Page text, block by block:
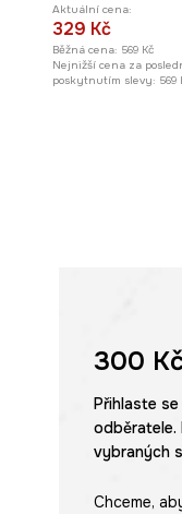
Aktuální cena:
329 Kč
Běžná cena: 569 Kč
Nejnižší cena za
poskytnutím slevy: 569
300
Přihlaste
odběratele.
vybraných
Chceme,